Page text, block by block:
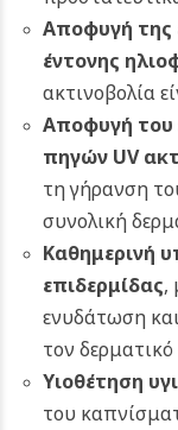
Αποφυγή της
έντονης
ακτινοβολία
Αποφυγή του
πηγών UV
τη γήρανση
συνολική
Καθημερινή
επιδερμίδας,
ενυδάτωση
τον
Υιοθέτηση
του